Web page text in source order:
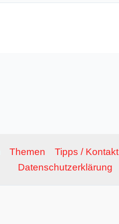
Themen Tipps / Kontakt
Datenschutzerklärung